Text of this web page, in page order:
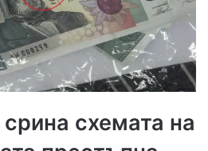
схемата на